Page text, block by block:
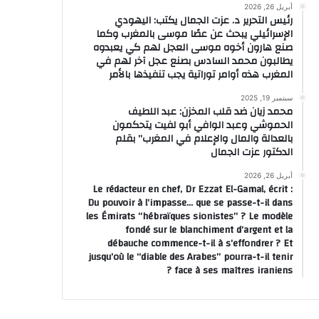
الحسيمة
أبريل 26, 2026
رئيس التحرير د. عزت الجمال يكتب: اليهودي
الإسرائيلي يبحث عن عصًا موسى بالمغرب وكما
صنع هارون أخوه موسى العجل لهم كي يعبدوه
يطالبون محمد السادس بصنع عجل آخر لهم في
المغرب هذه أوامر توراتية يجب تنفيذها بالأمر
سبتمبر 19, 2025
محمد زيان ضد قلب المخزن: عبد اللطيف
الحموشي وعبد الوافي أبو لفيت يتحكمون
بالعدالة والمال والإعلام في المغرب” بقلم
الدكتور عزت الجمال
أبريل 26, 2026
Le rédacteur en chef, Dr Ezzat El-Gamal, écrit :
Du pouvoir à l’impasse… que se passe-t-il dans
les Émirats “hébraïques sionistes” ? Le modèle
fondé sur le blanchiment d’argent et la
débauche commence-t-il à s’effondrer ? Et
jusqu’où le “diable des Arabes” pourra-t-il tenir
face à ses maîtres iraniens ?